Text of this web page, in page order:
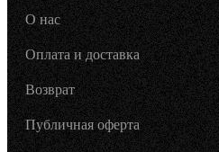
О нас
Оплата и доставка
Возврат
Публичная оферта